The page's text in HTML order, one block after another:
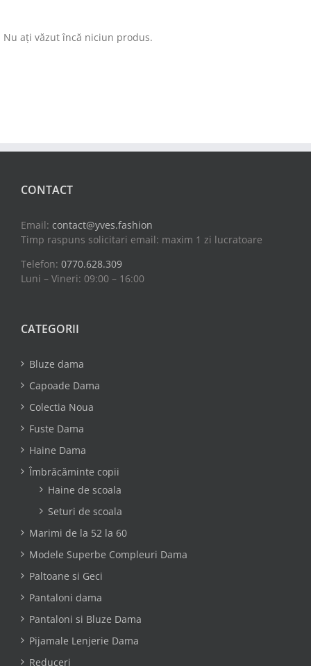
Nu ați văzut încă niciun produs.
CONTACT
Email: contact@yves.fashion
Timp raspuns solicitari email: maxim 1 zi lucratoare
Telefon: 0770.628.309
Luni – Vineri: 09:00 – 16:00
CATEGORII
Bluze dama
Capoade Dama
Colectia Noua
Fuste Dama
Haine Dama
Îmbrăcăminte copii
Haine de scoala
Seturi de scoala
Marimi de la 52 la 60
Modele Superbe Compleuri Dama
Paltoane si Geci
Pantaloni dama
Pantaloni si Bluze Dama
Pijamale Lenjerie Dama
Reduceri